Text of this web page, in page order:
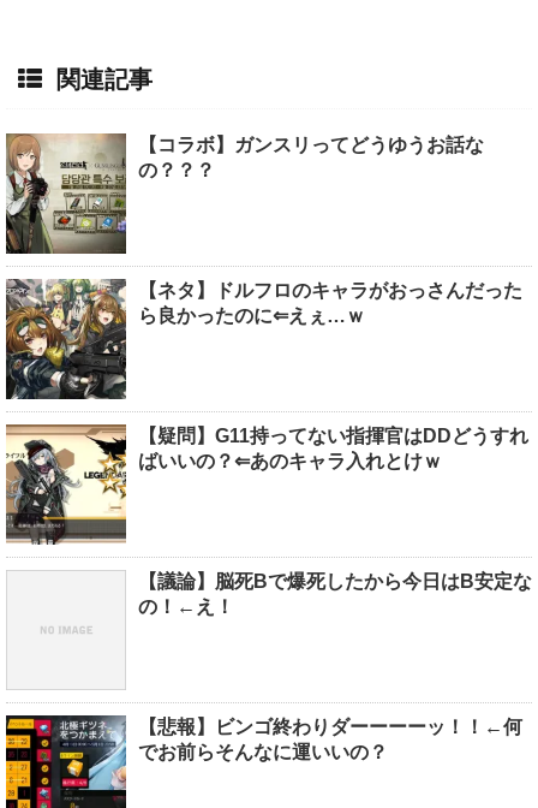
関連記事
【コラボ】ガンスリってどうゆうお話な
の？？？
【ネタ】ドルフロのキャラがおっさんだった
ら良かったのに⇐えぇ…ｗ
【疑問】G11持ってない指揮官はDDどうすれ
ばいいの？⇐あのキャラ入れとけｗ
【議論】脳死Bで爆死したから今日はB安定な
の！←え！
【悲報】ビンゴ終わりダーーーーッ！！←何
でお前らそんなに運いいの？